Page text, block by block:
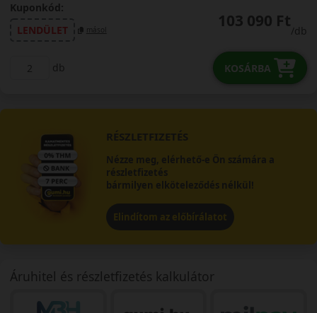
Kuponkód:
LENDÜLET
másol 103 090 Ft
/db
db KOSÁRBA
RÉSZLETFIZETÉS
Nézze meg, elérhető-e Ön számára a
részletfizetés
bármilyen elköteleződés nélkül!
Elindítom az előbírálatot
Áruhitel és részletfizetés kalkulátor